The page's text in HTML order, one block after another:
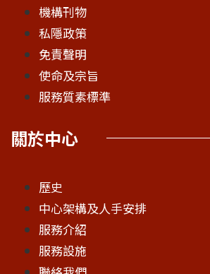
機構刊物
私隱政策
免責聲明
使命及宗旨
服務質素標準
關於中心
歷史
中心架構及人手安排
服務介紹
服務設施